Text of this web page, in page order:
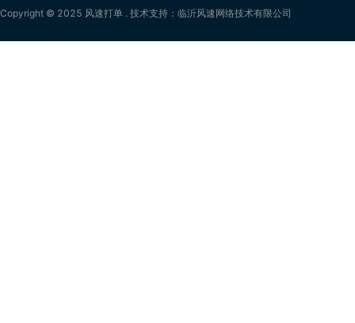
Copyright © 2025 风速打单 . 技术支持：临沂风速网络技术有限公司